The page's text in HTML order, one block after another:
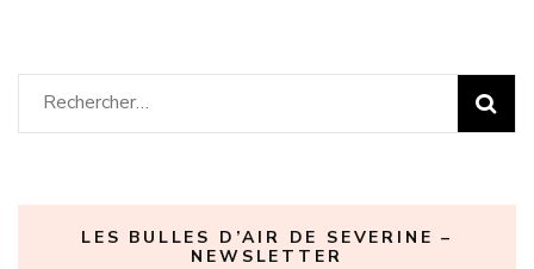
Rechercher :
LES BULLES D’AIR DE SEVERINE –
NEWSLETTER